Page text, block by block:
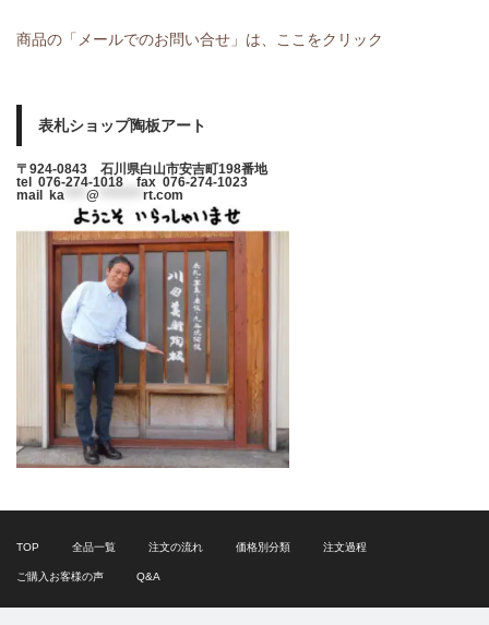
商品の「メールでのお問い合せ」は、ここをクリック
表札ショップ陶板アート
〒924-0843 石川県白山市安吉町198番地
tel 076-274-1018 fax 076-274-1023
mail
ka @ rt.com
TOP 全品一覧 注文の流れ 価格別分類 注文過程
ご購入お客様の声 Q&A